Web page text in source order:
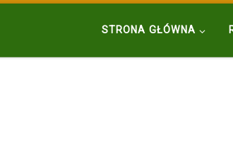
STRONA GŁÓWNA